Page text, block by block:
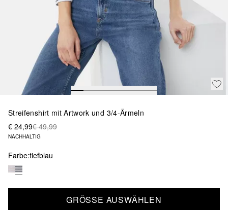
Streifenshirt mit Artwork und 3/4-Ärmeln
€ 24,99€ 49,99
NACHHALTIG
Farbe:tiefblau
GRÖSSE AUSWÄHLEN